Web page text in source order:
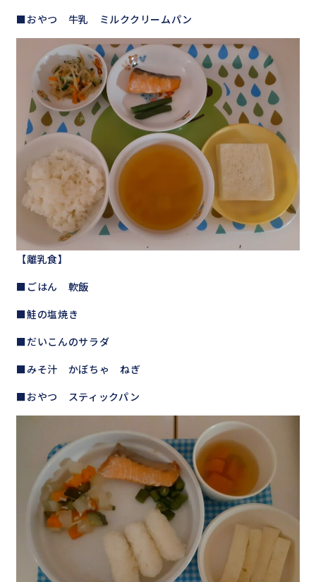
■おやつ 牛乳 ミルククリームパン
【離乳食】
■ごはん 軟飯
■鮭の塩焼き
■だいこんのサラダ
■みそ汁 かぼちゃ ねぎ
■おやつ スティックパン